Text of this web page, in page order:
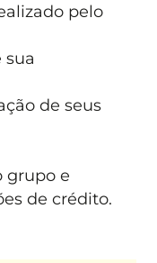
pelo
sua
de seus
grupo e
de crédito.